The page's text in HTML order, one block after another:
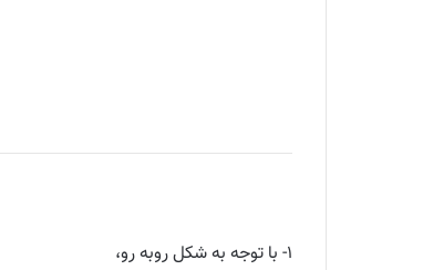
۱- با توجه به شکل روبه رو،